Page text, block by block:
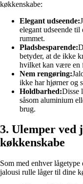
køkkenskabe:
Elegant udseende:
elegant udseende
rummet.
Pladsbesparende:
betyder, at de ikke
hvilket kan være en
Nem rengøring:
ikke har hjørner og
Holdbarhed:Disse
såsom aluminium
brug.
3. Ulemper
køkkenskabe
Som med enhver
jalousi rulle låger til dine